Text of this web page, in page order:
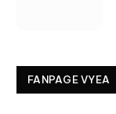
FANPAGE VYEA